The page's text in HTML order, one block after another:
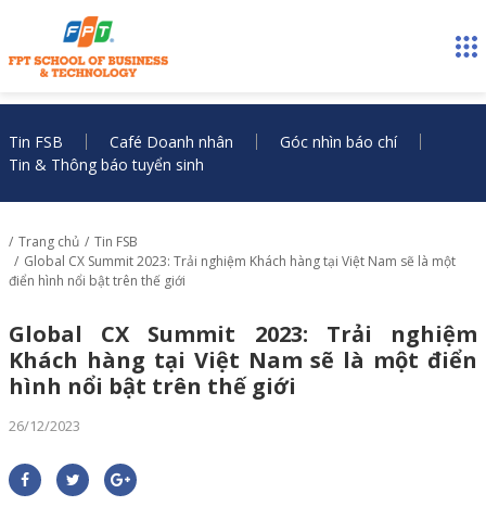
Tin FSB Café Doanh nhân
Góc nhìn báo chí
Tin & Thông báo tuyển sinh
Trang chủ
Tin FSB
Global CX Summit 2023: Trải nghiệm Khách hàng tại Việt Nam sẽ là một
điển hình nổi bật trên thế giới
Global CX Summit 2023: Trải nghiệm
Khách hàng tại Việt Nam sẽ là một điển
hình nổi bật trên thế giới
26/12/2023